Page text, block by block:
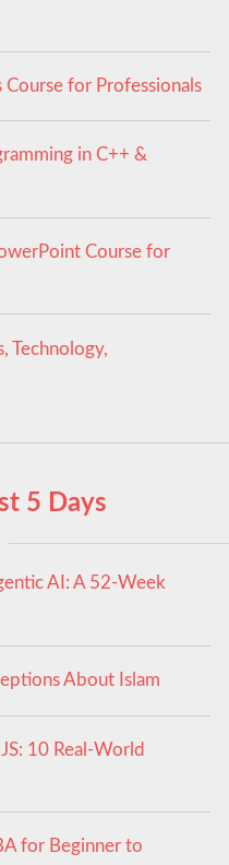
for Professionals
in C++ &
Course for
Technology,
5 Days
AI: A 52-Week
About Islam
10 Real-World
for Beginner to